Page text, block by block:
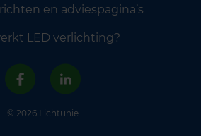
en adviespagina’s
LED verlichting?
© 2026 Lichtunie